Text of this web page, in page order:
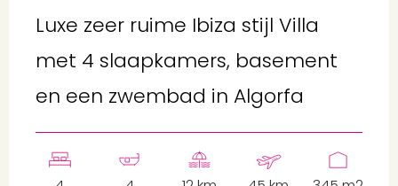
Luxe zeer ruime Ibiza stijl Villa
met 4 slaapkamers, basement
en een zwembad in Algorfa